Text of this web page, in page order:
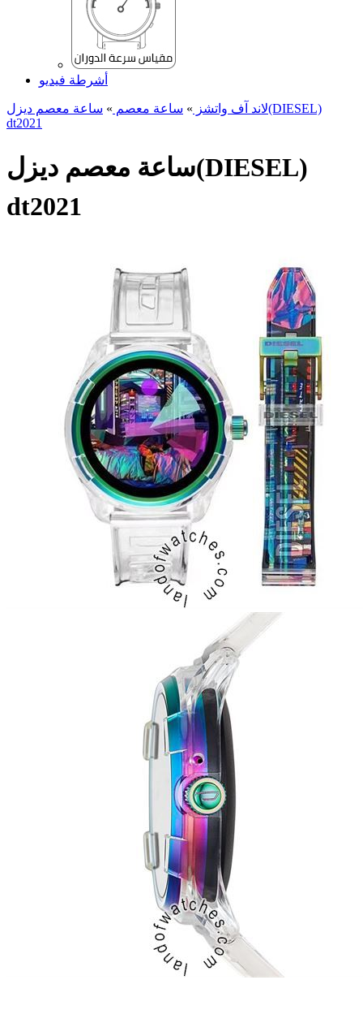
أشرطة فيديو
لاند آف واتشز » ساعة معصم » ساعة معصم دیزل(DIESEL)
dt2021
ساعة معصم دیزل(DIESEL)
dt2021